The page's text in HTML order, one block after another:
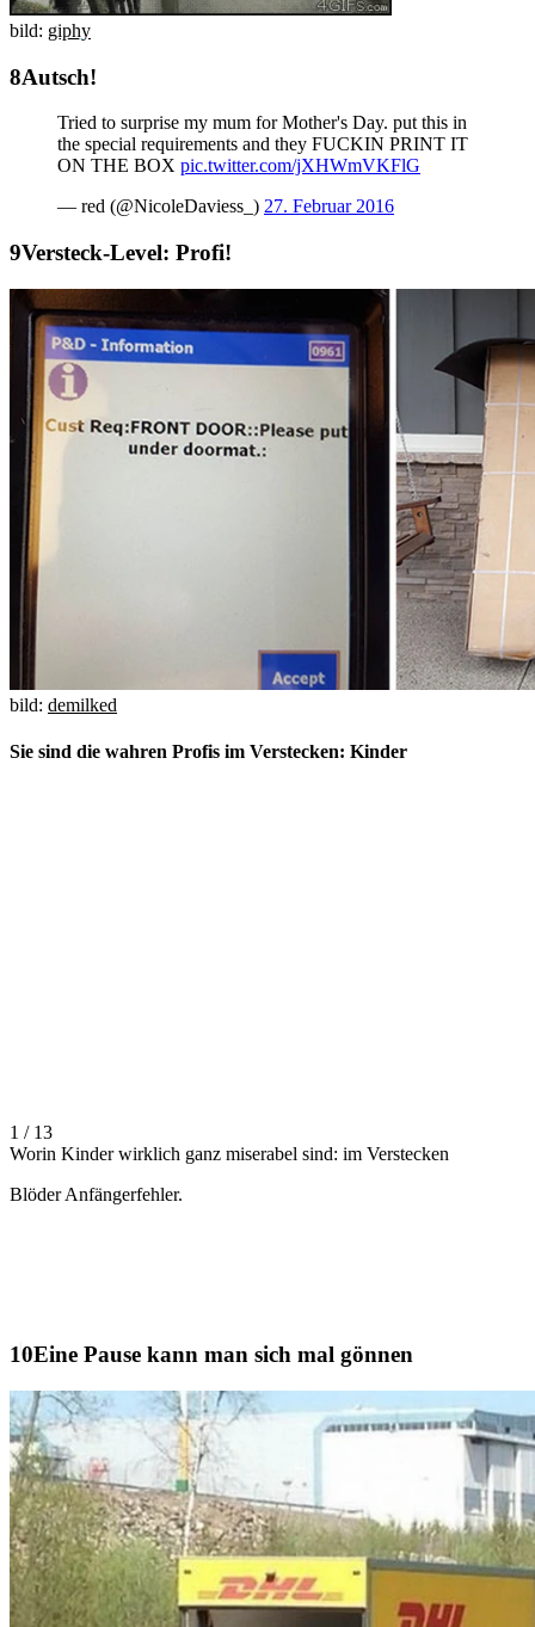
bild: giphy
Autsch!
Tried to surprise my mum for Mother's Day. put this in
the special requirements and they FUCKIN PRINT IT
ON THE BOX pic.twitter.com/jXHWmVKFlG
— red (@NicoleDaviess_) 27. Februar 2016
Versteck-Level: Profi!
bild: demilked
Sie sind die wahren Profis im Verstecken: Kinder
1 / 13
Worin Kinder wirklich ganz miserabel sind: im Verstecken
Blöder Anfängerfehler.
Eine Pause kann man sich mal gönnen